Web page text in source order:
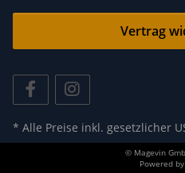
Vertrag
* Alle Preise inkl. gesetzlicher
© Magevin
Powered by